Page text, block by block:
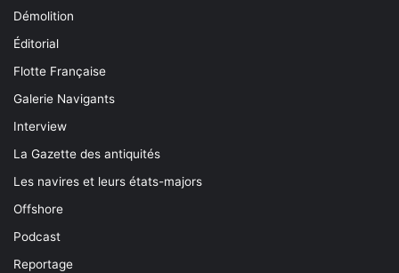
Démolition
Éditorial
Flotte Française
Galerie Navigants
Interview
La Gazette des antiquités
Les navires et leurs états-majors
Offshore
Podcast
Reportage